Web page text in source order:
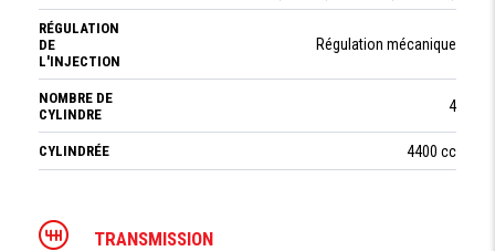
RÉGULATION
DE
L'INJECTION
Régulation mécanique
NOMBRE DE
CYLINDRE
4
CYLINDRÉE 4400 cc
TRANSMISSION